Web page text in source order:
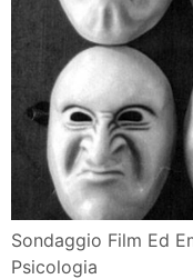
Sondaggio Film Ed
Psicologia